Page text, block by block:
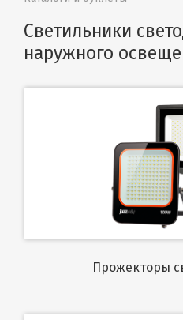
Светильники
наружного
Прожекторы